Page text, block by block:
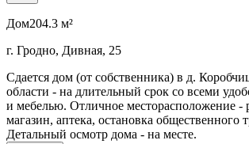
Дом204.3 м²
г. Гродно, Дивная, 25
Сдается дом (от собственника) в д.
области - на длительный срок со всеми
и мебелью. Отличное месторасположение -
магазин, аптека, остановка общественного
Детальный осмотр дома - на месте.